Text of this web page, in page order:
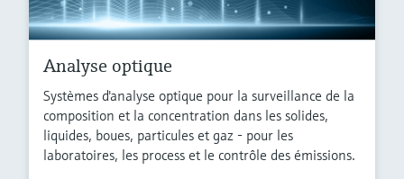
Analyse optique
Systèmes d'analyse optique pour la surveillance de la
composition et la concentration dans les solides,
liquides, boues, particules et gaz - pour les
laboratoires, les process et le contrôle des émissions.